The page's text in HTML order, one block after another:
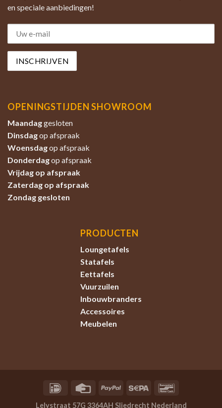
en speciale aanbiedingen!
OPENINGSTIJDEN SHOWROOM
Maandaggesloten
Dinsdagop afspraak
Woensdagop afspraak
Donderdagop afspraak
Vrijdag op afspraak
Zaterdag op afspraak
Zondag gesloten
PRODUCTEN
Loungetafels
Statafels
Eettafels
Vuurzuilen
Inbouwbranders
Accessoires
Meubelen
Lelystraat 57G 3364AH Sliedrecht Nederland